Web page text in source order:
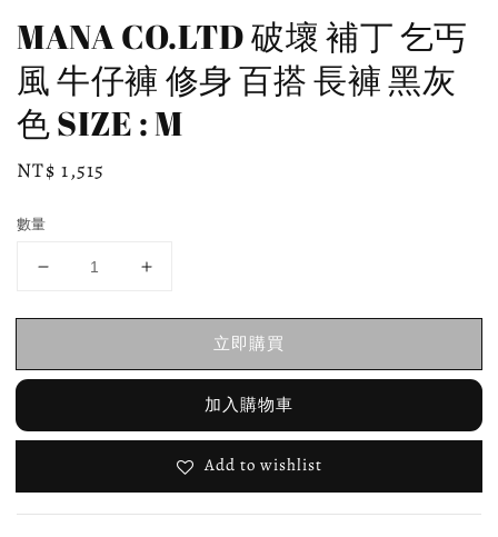
MANA CO.LTD 破壞 補丁 乞丐
風 牛仔褲 修身 百搭 長褲 黑灰
色 SIZE : M
Regular
NT$ 1,515
數量
立即購買
加入購物車
Add to wishlist